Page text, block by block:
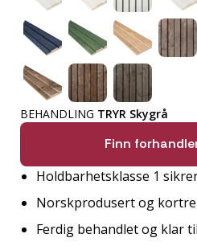
BEHANDLING TRYR Skygrå
Finn
Holdbarhetsklasse 1
Norskprodusert og
Ferdig behandlet og klar